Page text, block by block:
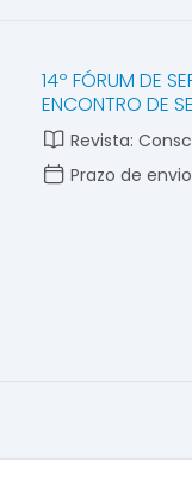
14º FÓRUM DE
ENCONTRO DE
Revista:
Prazo de